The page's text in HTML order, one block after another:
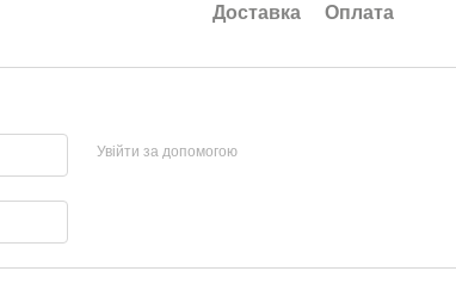
Доставка Оплата
Увійти за допомогою